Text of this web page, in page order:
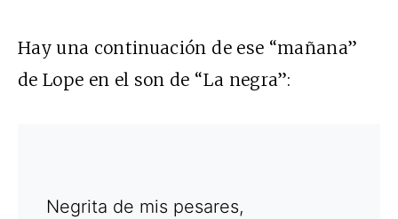
Hay una continuación de ese “mañana”
de Lope en el son de “La negra”:
Negrita de mis pesares,